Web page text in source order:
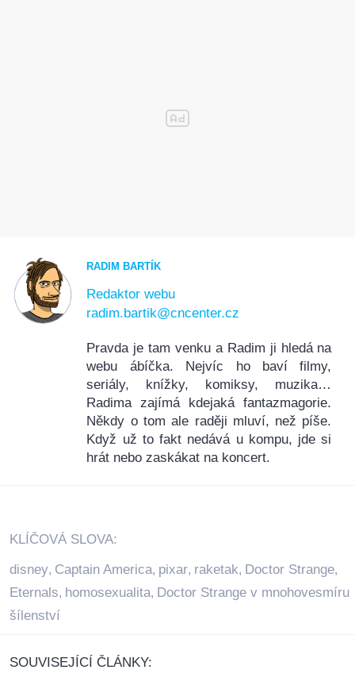
RADIM BARTÍK
Redaktor webu
radim.bartik@cncenter.cz
Pravda je tam venku a Radim ji hledá na
webu ábíčka. Nejvíc ho baví filmy,
seriály, knížky, komiksy, muzika…
Radima zajímá kdejaká fantazmagorie.
Někdy o tom ale raději mluví, než píše.
Když už to fakt nedává u kompu, jde si
hrát nebo zaskákat na koncert.
KLÍČOVÁ SLOVA:
disney, Captain America, pixar, raketak, Doctor Strange,
Eternals, homosexualita, Doctor Strange v mnohovesmíru
šílenství
SOUVISEJÍCÍ ČLÁNKY: